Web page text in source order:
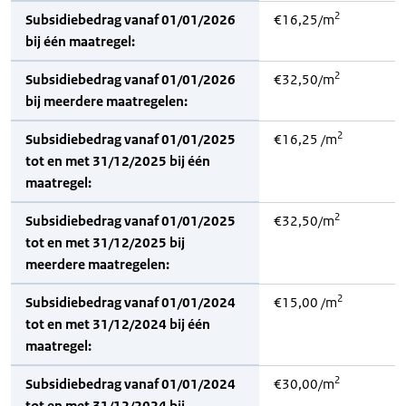
Subsidiebedrag vanaf 01/01/2026
bij één maatregel:
€16,25/m2
Subsidiebedrag vanaf 01/01/2026
bij meerdere maatregelen:
€32,50/m2
Subsidiebedrag vanaf 01/01/2025
tot en met 31/12/2025 bij één
maatregel:
€16,25 /m2
Subsidiebedrag vanaf 01/01/2025
tot en met 31/12/2025 bij
meerdere maatregelen:
€32,50/m2
Subsidiebedrag vanaf 01/01/2024
tot en met 31/12/2024 bij één
maatregel:
€15,00 /m2
Subsidiebedrag vanaf 01/01/2024
€30,00/m2